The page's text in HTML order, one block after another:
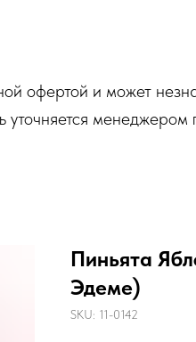
офертой и может
уточняется
Пиньята
Эдеме)
SKU: 11-0142